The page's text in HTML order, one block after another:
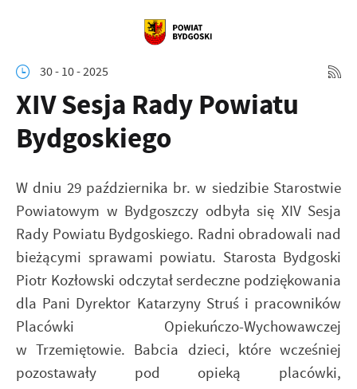
30 - 10 - 2025
XIV Sesja Rady Powiatu
Bydgoskiego
W dniu 29 października br. w siedzibie Starostwie
Powiatowym w Bydgoszczy odbyła się XIV Sesja
Rady Powiatu Bydgoskiego. Radni obradowali nad
bieżącymi sprawami powiatu. Starosta Bydgoski
Piotr Kozłowski odczytał serdeczne podziękowania
dla Pani Dyrektor Katarzyny Struś i pracowników
Placówki Opiekuńczo-Wychowawczej
w Trzemiętowie. Babcia dzieci, które wcześniej
pozostawały pod opieką placówki,